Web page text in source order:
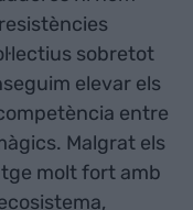
sobretot
elevar els
entre
Malgrat els
molt fort amb